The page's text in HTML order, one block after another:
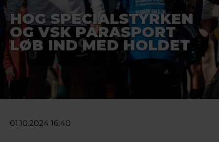
HOG SPECIALSTYRKEN
OG VSK PARASPORT
LØB IND MED HOLDET
01.10.2024 16:40